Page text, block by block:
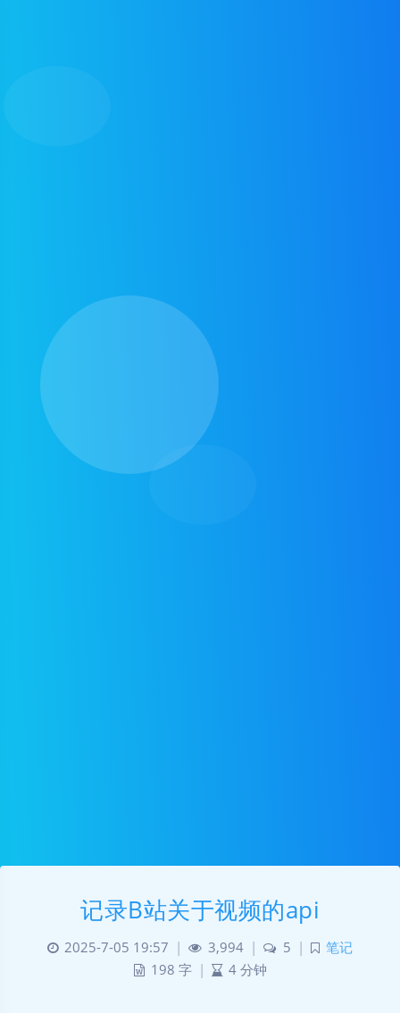
记录B站关于视频的api
2025-7-05 19:57 3,994 5
笔记
198 字
4 分钟